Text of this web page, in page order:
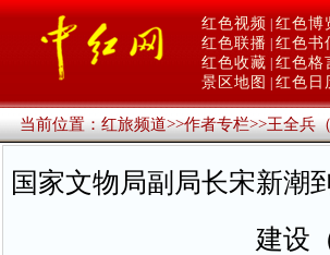
红色视频 红色博
红色联播 红色书
红色收藏 红色格
景区地图
红色日
当前位置：红旅频道>>作者专栏>>王全兵
国家文物局副局长宋新潮
建设